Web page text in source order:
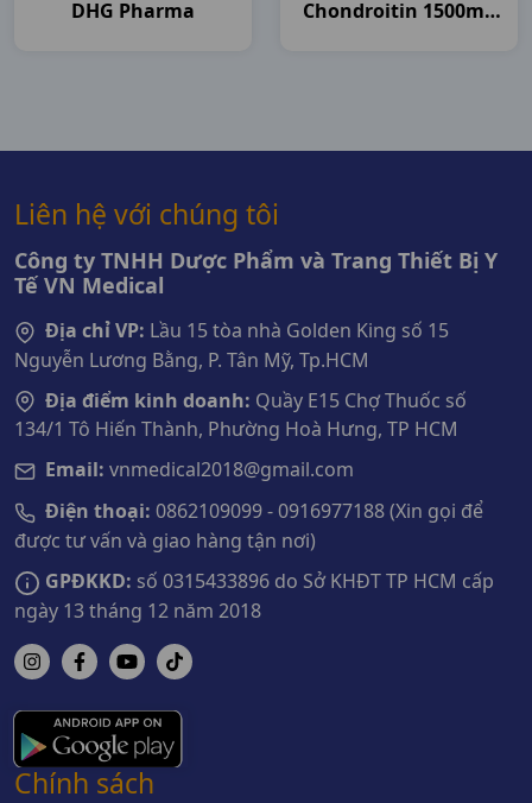
DHG Pharma
Chondroitin 1500mg
Liên hệ với chúng tôi
Công ty TNHH Dược Phẩm và Trang Thiết Bị Y
Tế VN Medical
Địa chỉ VP: Lầu 15 tòa nhà Golden King số 15
Nguyễn Lương Bằng, P. Tân Mỹ, Tp.HCM
Địa điểm kinh doanh: Quầy E15 Chợ Thuốc số
134/1 Tô Hiến Thành, Phường Hoà Hưng, TP HCM
Email: vnmedical2018@gmail.com
Điện thoại: 0862109099 - 0916977188 (Xin gọi để
được tư vấn và giao hàng tận nơi)
GPĐKKD: số 0315433896 do Sở KHĐT TP HCM cấp
ngày 13 tháng 12 năm 2018
Chính sách